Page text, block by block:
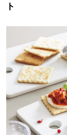
ト